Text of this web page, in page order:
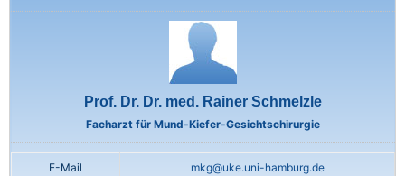
Prof. Dr. Dr. med. Rainer Schmelzle
Facharzt für Mund-Kiefer-Gesichtschirurgie
E-Mail mkg@uke.uni-hamburg.de